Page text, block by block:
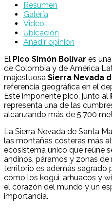
Resumen
Galería
Video
Ubicación
Añadir opinión
El Pico Simón Bolívar es
de Colombia y de América
majestuosa Sierra Nevada
referencia geográfica en el
Este imponente pico, junto al
representa una de las
alcanzando más de 5.700
La Sierra Nevada de Santa
las montañas costeras más
ecosistema único que reúne
andinos, páramos y zonas de
territorio es además sagrado
como los kogui, arhuacos y
el corazón del mundo y un
importancia.